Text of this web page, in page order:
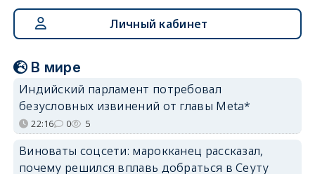
Личный кабинет
В мире
Индийский парламент потребовал
безусловных извинений от главы Meta*
22:16 0 5
Виноваты соцсети: марокканец рассказал,
почему решился вплавь добраться в Сеуту